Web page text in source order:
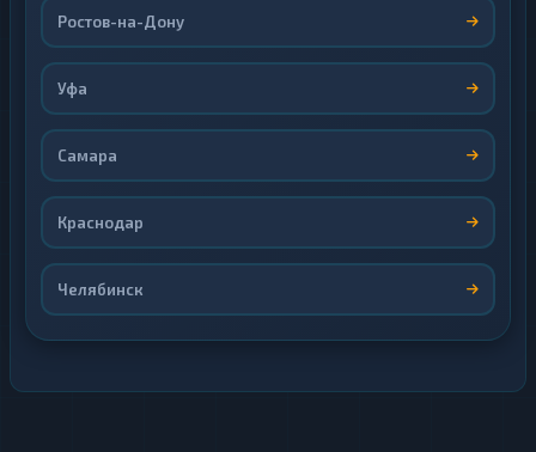
Ростов-на-Дону
Уфа
Самара
Краснодар
Челябинск